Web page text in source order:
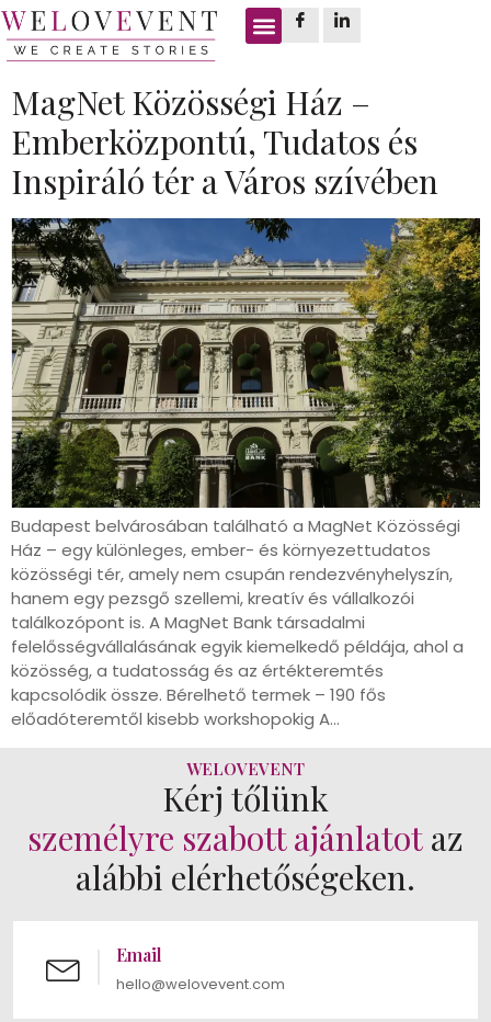
Címke:190 fős terem
MagNet Közösségi Ház –
Emberközpontú, Tudatos és
Inspiráló tér a Város szívében
Budapest belvárosában található a MagNet Közösségi
Ház – egy különleges, ember- és környezettudatos
közösségi tér, amely nem csupán rendezvényhelyszín,
hanem egy pezsgő szellemi, kreatív és vállalkozói
találkozópont is. A MagNet Bank társadalmi
felelősségvállalásának egyik kiemelkedő példája, ahol a
közösség, a tudatosság és az értékteremtés
kapcsolódik össze. Bérelhető termek – 190 fős
előadóteremtől kisebb workshopokig A…
WELOVEVENT
Kérj tőlünk
személyre szabott ajánlatot az
alábbi elérhetőségeken.
Email
hello@welovevent.com